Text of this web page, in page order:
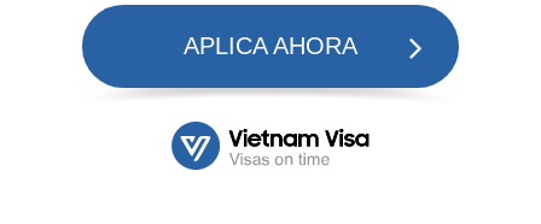
APLICA AHORA